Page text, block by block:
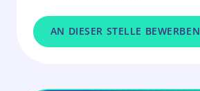
AN DIESER STELLE BEWERBEN